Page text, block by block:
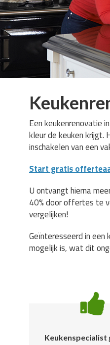
Een keukenrenovatie
kleur de keuken krijgt.
inschakelen van een
Start gratis
U ontvangt hierna
40% door offertes te
vergelijken!
Geïnteresseerd in
mogelijk is, wat dit
Keukenspecialist